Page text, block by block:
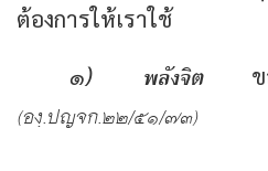
ต้องการให้เราใช้
๑) พลังจิตขอใ
(องฺ.ปญจก.๒๒/๕๑/๗๓)